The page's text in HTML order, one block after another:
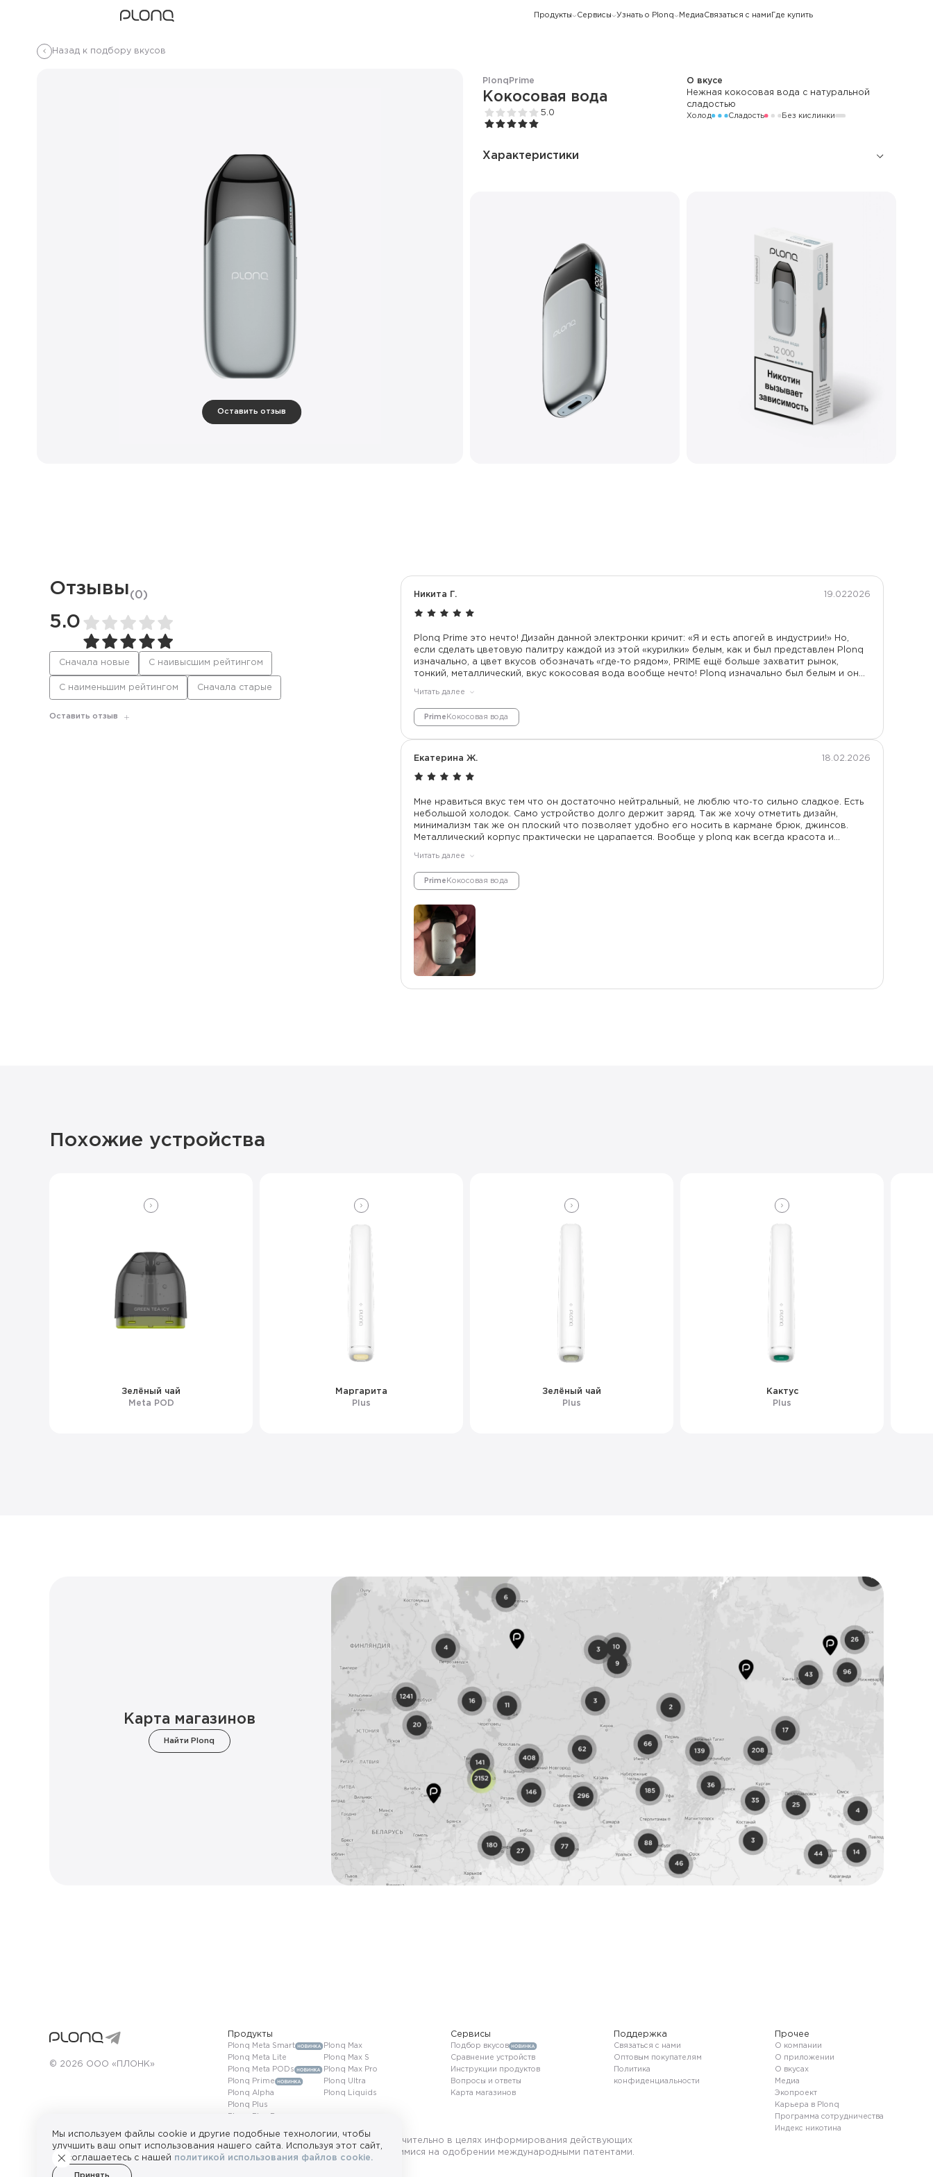
Продукты Сервисы Узнать о Plonq Медиа Связаться с нами Где купить
Назад к подбору вкусов
Plonq Prime
Кокосовая вода
5.0
О вкусе
Нежная кокосовая вода с натуральной
сладостью
Холод Сладость Без кислинки
Характеристики
Стандартный / Буст
Количество вкусов
Металлический
Оставить отзыв
Отзывы (0)
5.0
Сначала новые С наивысшим рейтингом
С наименьшим рейтингом Сначала старые
Оставить отзыв
Никита Г. 19.022026
Plonq Prime это нечто! Дизайн данной электронки кричит: «Я и есть апогей в индустрии!» Но,
если сделать цветовую палитру каждой из этой «курилки» белым, как и был представлен Plonq
изначально, а цвет вкусов обозначать «где-то рядом», PRIME ещё больше захватит рынок,
тонкий, металлический, вкус кокосовая вода вообще нечто! Plonq изначально был белым и он
4.000, 6.000 это брелки от Роллс Ройса, это айфон в мире электронных сигарет. Я консультант
и с плонком давно, вижу, как он «живет и растет». Pod система и Prime, это Tesla, это IPhone,
это элита в мире индустрии! Браво!
Читать далее
Prime Кокосовая вода
Екатерина Ж. 18.02.2026
Мне нравиться вкус тем что он достаточно нейтральный, не люблю что-то сильно сладкое. Есть
небольшой холодок. Само устройство долго держит заряд. Так же хочу отметить дизайн,
минимализм так же он плоский что позволяет удобно его носить в кармане брюк, джинсов.
Металлический корпус практически не царапается. Вообще у plonq как всегда красота и
Читать далее
Prime Кокосовая вода
Похожие устройства
Зелёный чай
Meta POD
Маргарита
Plus
Зелёный чай
Plus
Кактус
Plus
Карта магазинов
Найти Plonq
Мы используем файлы cookie и другие подобные технологии, чтобы
улучшить ваш опыт использования нашего сайта. Используя этот сайт,
вы соглашаетесь с нашей
политикой использования файлов cookie.
© 2026 ООО «ПЛОНК»
Продукты
Plonq Meta Smart
Plonq Meta Lite
Plonq Meta PODs
Plonq Prime
Plonq Alpha
Plonq Plus
Plonq Max
Plonq Max
Plonq Max S
Plonq Max Pro
Plonq Ultra
Plonq Liquids
Сервисы
Подбор вкусов
Сравнение устройств
Инструкции продуктов
Вопросы и ответы
Карта магазинов
Поддержка
Связаться с нами
Оптовым покупателям
Политика
конфиденциальности
Прочее
О компании
О приложении
О вкусах
Медиа
Экопроект
Карьера в Plonq
Программа сотрудничества
Индекс никотина
ПРОДАЖА НЕСОВЕРШЕННОЛЕТНИМ ЗАПРЕЩЕНА. Сайт используется исключительно в целях информирования действующих
потребителей продукции PLONQ. Защищено выпущенными
находящимися на одобрении международными патентами.